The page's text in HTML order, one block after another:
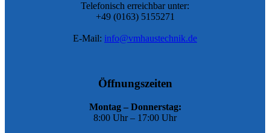
Telefonisch erreichbar unter:
+49 (0163) 5155271
E-Mail: info@vmhaustechnik.de
Öffnungszeiten
Montag – Donnerstag:
8:00 Uhr – 17:00 Uhr